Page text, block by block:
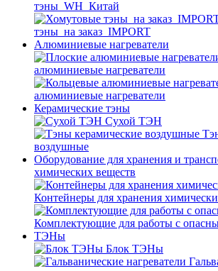
тэны_WH_Китай
тэны_на заказ_IMPORT
Алюминиевые нагреватели
алюминиевые нагреватели
алюминиевые нагреватели
Керамические тэны
Сухой ТЭН
воздушные
Оборудование для хранения и
химических веществ
Контейнеры для хранения
Комплектующие для работы с
ТЭНы
Блок ТЭНы